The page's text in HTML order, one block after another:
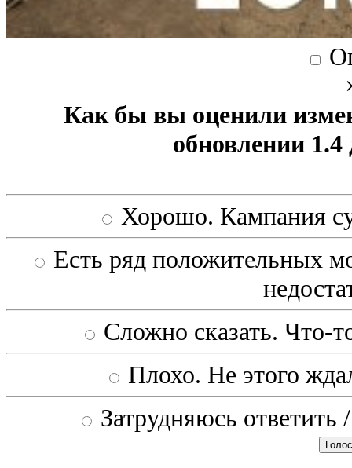
Как бы вы оценили
обновлении
Хорошо. Кампания
Есть ряд положительных
Сложно сказать. Что-
Плохо. Не этого
Затрудняюсь